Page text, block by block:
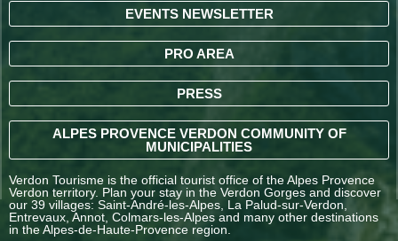
EVENTS NEWSLETTER
PRO AREA
PRESS
ALPES PROVENCE VERDON COMMUNITY OF
MUNICIPALITIES
Verdon Tourisme is the official tourist office of the Alpes Provence
Verdon territory. Plan your stay in the Verdon Gorges and discover
our 39 villages: Saint-André-les-Alpes, La Palud-sur-Verdon,
Entrevaux, Annot, Colmars-les-Alpes and many other destinations
in the Alpes-de-Haute-Provence region.